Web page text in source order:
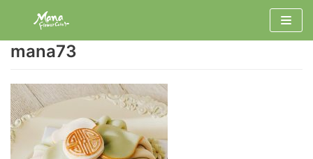
テ
ツ
へ
ス
キ
mana73